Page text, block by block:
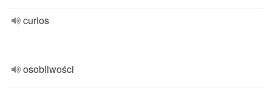
curios
osobliwości